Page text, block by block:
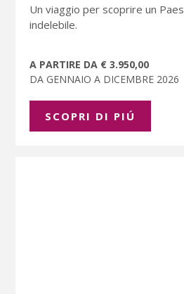
Un viaggio per scoprire un
indelebile.
A PARTIRE DA € 3.950,00
DA GENNAIO A DICEMBRE 2026
SCOPRI DI PIÚ